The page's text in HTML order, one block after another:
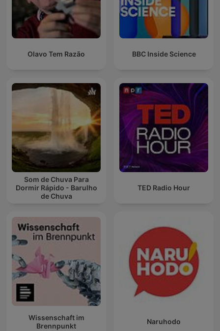
Olavo Tem Razão BBC Inside Science
Som de Chuva Para
Dormir Rápido - Barulho
de Chuva
TED Radio Hour
Wissenschaft im
Brennpunkt
Naruhodo